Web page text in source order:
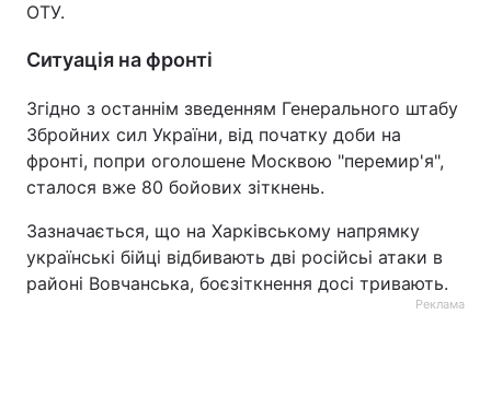
ОТУ.
Ситуація на фронті
Згідно з останнім зведенням Генерального штабу
Збройних сил України, від початку доби на
фронті, попри оголошене Москвою "перемир'я",
сталося вже 80 бойових зіткнень.
Зазначається, що на Харківському напрямку
українські бійці відбивають дві російсьі атаки в
районі Вовчанська, боєзіткнення досі тривають.
Реклама